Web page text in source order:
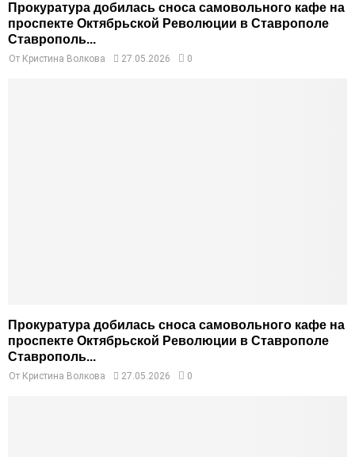
Прокуратура добилась сноса самовольного кафе на
проспекте Октябрьской Революции в Ставрополе
Ставрополь...
От Кристина Волкова 27.05.2026 0
Прокуратура добилась сноса самовольного кафе на
проспекте Октябрьской Революции в Ставрополе
Ставрополь...
От Кристина Волкова 27.05.2026 0